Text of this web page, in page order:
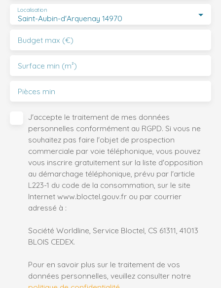
Saint-Aubin-d'Arquenay 14970
Localisation
Budget max (€)
Surface min (m²)
Pièces min
J'accepte le traitement de mes données
personnelles conformément au RGPD. Si vous ne
souhaitez pas faire l'objet de prospection
commerciale par voie téléphonique, vous pouvez
vous inscrire gratuitement sur la liste d'opposition
au démarchage téléphonique, prévu par l'article
L223-1 du code de la consommation, sur le site
Internet www.bloctel.gouv.fr ou par courrier
adressé à :
Société Worldline, Service Bloctel, CS 61311, 41013
BLOIS CEDEX.
Pour en savoir plus sur le traitement de vos
données personnelles, veuillez consulter notre